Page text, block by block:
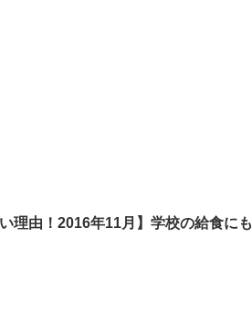
理由！2016年11月】学校の給食にも